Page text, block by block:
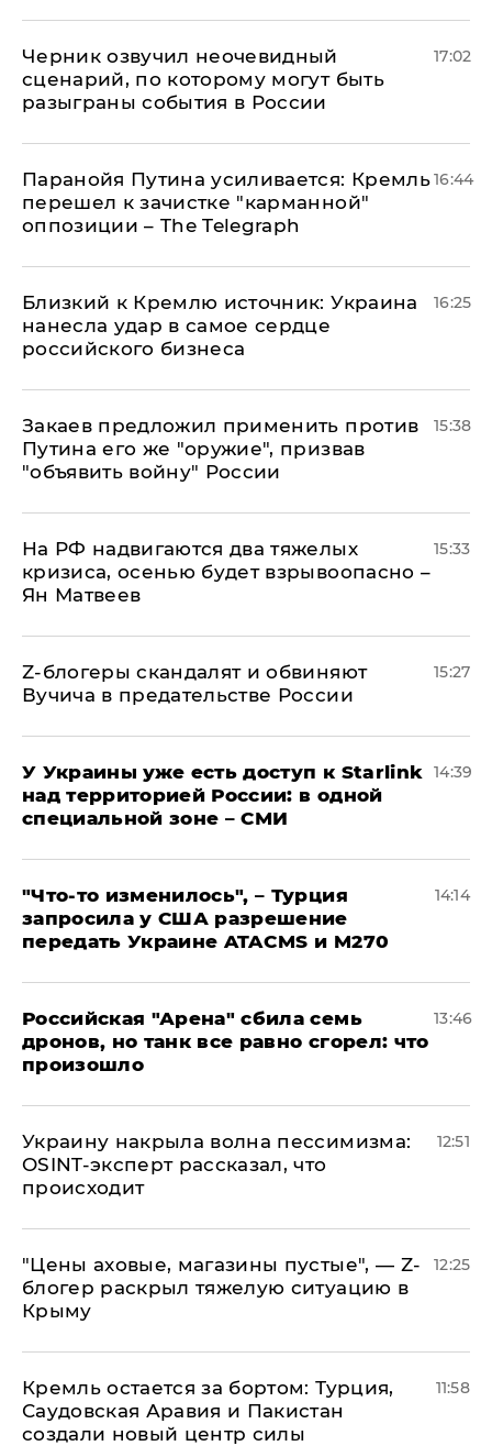
Черник озвучил неочевидный
сценарий, по которому могут быть
разыграны события в России
17:02
Паранойя Путина усиливается: Кремль
перешел к зачистке "карманной"
оппозиции – The Telegraph
16:44
Близкий к Кремлю источник: Украина
нанесла удар в самое сердце
российского бизнеса
16:25
Закаев предложил применить против
Путина его же "оружие", призвав
"объявить войну" России
15:38
На РФ надвигаются два тяжелых
кризиса, осенью будет взрывоопасно –
Ян Матвеев
15:33
Z-блогеры скандалят и обвиняют
Вучича в предательстве России
15:27
У Украины уже есть доступ к Starlink
над территорией России: в одной
специальной зоне – СМИ
14:39
​"Что-то изменилось", – Турция
запросила у США разрешение
передать Украине ATACMS и M270
14:14
​Российская "Арена" сбила семь
дронов, но танк все равно сгорел: что
произошло
13:46
​Украину накрыла волна пессимизма:
OSINT-эксперт рассказал, что
происходит
12:51
​"Цены аховые, магазины пустые", — Z-
блогер раскрыл тяжелую ситуацию в
Крыму
12:25
​Кремль остается за бортом: Турция,
Саудовская Аравия и Пакистан
создали новый центр силы
11:58